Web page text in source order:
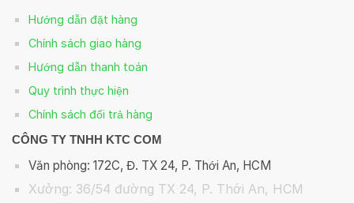
Hướng dẫn đặt hàng
Chính sách giao hàng
Hướng dẫn thanh toán
Quy trình thực hiện
Chính sách đổi trả hàng
CÔNG TY TNHH KTC COM
Văn phòng: 172C, Đ. TX 24, P. Thới An, HCM
Xưởng: 36/54 đường TX 24, P. Thới An, HCM